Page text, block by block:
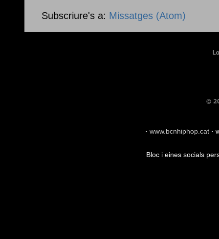
Subscriure's a: Missatges (Atom)
· www.bcnhiphop.cat ·
Bloc i eines socials